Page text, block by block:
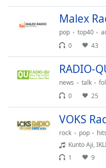
Opacity
Background
Color
Malex
pop top40
0
43
RADIO-
news talk
0
25
VOKS
rock pop
hits
Kunto Aji,
1
9